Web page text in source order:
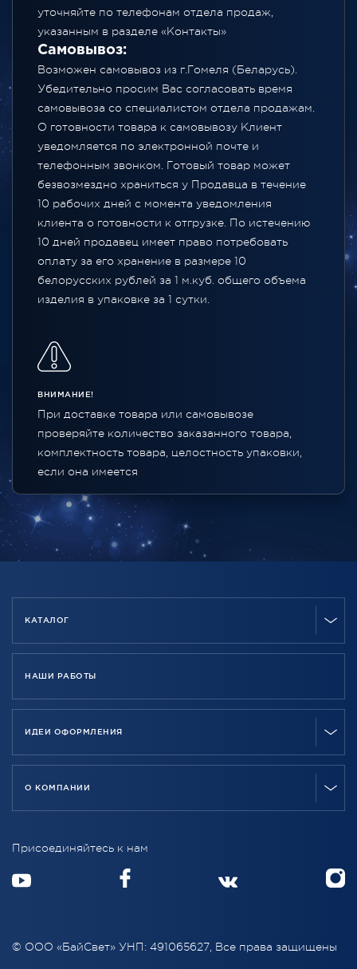
уточняйте по телефонам отдела продаж,
указанным в разделе «Контакты»
Самовывоз:
Возможен самовывоз из г.Гомеля (Беларусь).
Убедительно просим Вас согласовать время
самовывоза со специалистом отдела продажам.
О готовности товара к самовывозу Клиент
уведомляется по электронной почте и
телефонным звонком. Готовый товар может
безвозмездно храниться у Продавца в течение
10 рабочих дней с момента уведомления
клиента о готовности к отгрузке. По истечению
10 дней продавец имеет право потребовать
оплату за его хранение в размере 10
белорусских рублей за 1 м.куб. общего объема
изделия в упаковке за 1 сутки.
ВНИМАНИЕ!
При доставке товара или самовывозе
проверяйте количество заказанного товара,
комплектность товара, целостность упаковки,
если она имеется
КАТАЛОГ
НАШИ РАБОТЫ
ИДЕИ ОФОРМЛЕНИЯ
О КОМПАНИИ
Присоединяйтесь к нам
© ООО «БайСвет» УНП: 491065627, Все права защищены